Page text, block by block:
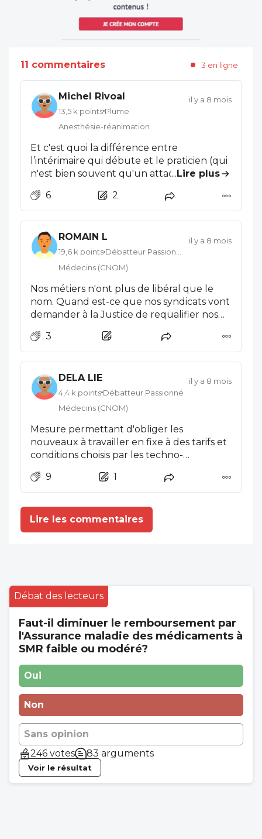
11 commentaires 3 en ligne
Michel Rivoal
13,5 k points Plume
Anesthésie-réanimation
il y a 8 mois
Et c'est quoi la différence entre
l’intérimaire qui débute et le praticien (qui
n'est bien souvent qu'un attaché ou un
interdire les remplacements en médecine
générale par des étudiants. même avec
probablement le même avec les IDE. Ah
oui je comprends, il faut commencer une
carrière soit en étant chevronné soit... En
comment le premier job? Ça ne suffit déjà
plus Bac + 10 ou 12? Je veux bien qu'on
m'explique.
... Lire plus
6
2
ROMAIN L
19,6 k points
Débatteur Passionné
Médecins (CNOM)
il y a 8 mois
Nos métiers n'ont plus de libéral que le
nom. Quand est-ce que nos syndicats vont
demander à la Justice de requalifier nos
jusqu'au bout de la logique pour faire
cesser cette coercition lente.
3
DELA LIE
4,4 k points Débatteur Passionné
Médecins (CNOM)
il y a 8 mois
Mesure permettant d'obliger les
nouveaux à travailler en fixe à des tarifs et
conditions choisis par les techno-
pays de liberté.... Il faut bien compenser les
décisions de ces même décideurs sans
remettre les en causes, eux et leur statut.
9 1
Lire les commentaires
Débat des lecteurs
Faut-il diminuer le remboursement par
l'Assurance maladie des médicaments à
SMR faible ou modéré?
Oui
Non
Sans opinion
246 votes
83 arguments
Voir le résultat